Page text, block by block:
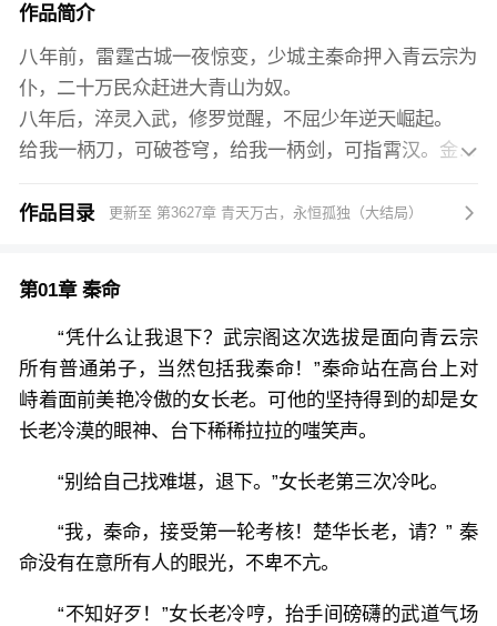
作品简介
八年前，雷霆古城一夜惊变，少城主秦命押入青云宗为
仆，二十万民众赶进大青山为奴。
八年后，淬灵入武，修罗觉醒，不屈少年逆天崛起。
给我一柄刀，可破苍穹，给我一柄剑，可指霄汉。金麟
当修罗子、不死王、雷霆战尊、古海蛮皇等等一个个封
一众挚友红颜，傲战八荒，横扫六合，谱写一曲可歌可
泣的热血战歌。

作品目录 更新至 第3627章 青天万古，永恒孤独（大结局） 
第01章 秦命
“凭什么让我退下？武宗阁这次选拔是面向青云宗
所有普通弟子，当然包括我秦命！”秦命站在高台上对
峙着面前美艳冷傲的女长老。可他的坚持得到的却是女
长老冷漠的眼神、台下稀稀拉拉的嗤笑声。
“别给自己找难堪，退下。”女长老第三次冷叱。
“我，秦命，接受第一轮考核！楚华长老，请？” 秦
命没有在意所有人的眼光，不卑不亢。
“不知好歹！”女长老冷哼，抬手间磅礴的武道气场